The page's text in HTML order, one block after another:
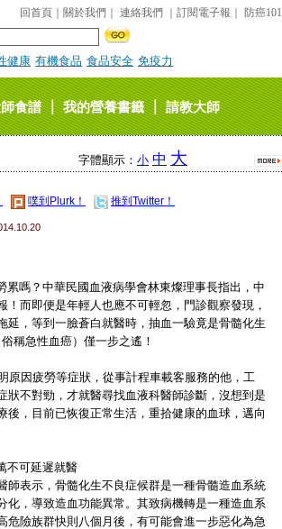
回首頁 關於我們 連絡我們 訂閱電子報 防癌101
健康 有機食品 食品安全 免疫力
食譜｜我的營養書籤｜請教大師
字體顯示： 小 中 大
噗到Plurk！ 推到Twitter！
嗎？中華民國血液病學會林東燦理事長指出，中
而即便是年輕人也應不可輕忽，門診觀察發現，
，等到一臉蒼白就醫時，抽血一驗竟是骨髓化生
稱急性血癌）僅一步之遙！
原因疲勞等症狀，從事計程車載客服務的他，工
不對勁，才就醫尋找血液科醫師診斷，沒想到是
後，目前已恢復正常生活，重拾健康的血球，邁向
不可延遲就醫
表示，骨髓化生不良症候群是一種骨髓造血系統
，導致造血功能異常。其致病機轉是一種造血系
險族群快則八個月後，有可能會進一步惡化為急